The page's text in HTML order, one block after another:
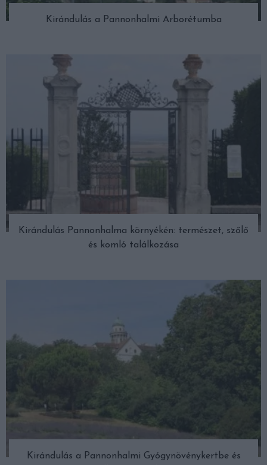
Kirándulás a Pannonhalmi Arborétumba
Kirándulás Pannonhalma környékén: természet, szőlő
és komló találkozása
Kirándulás a Pannonhalmi Gyógynövénykertbe és